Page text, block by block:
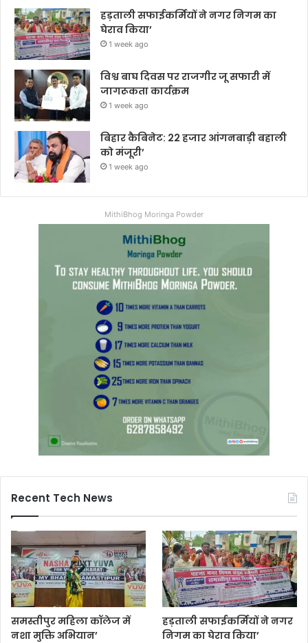
हड़ताली सफाईकर्मियों ने नगर निगम का
घेराव किया’
1 week ago
विश्व बाघ दिवस पर राजगीर जू सफारी में
जागरूकता कार्यक्रम
1 week ago
बिहार कैबिनेट: 22 हजार आंगनबाड़ी बहाली
को मंजूरी’
1 week ago
MithiBhog Moringa Powder
Recent Tech News
समस्तीपुर महिला कॉलेज में
नशा मुक्ति अभियान’
हड़ताली सफाईकर्मियों ने नगर
निगम का घेराव किया’